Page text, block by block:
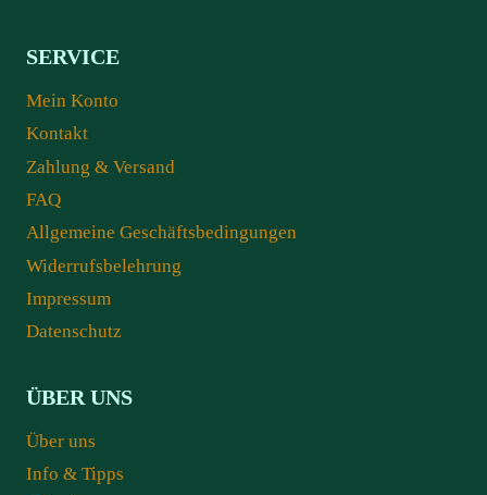
SERVICE
Mein Konto
Kontakt
Zahlung & Versand
FAQ
Allgemeine Geschäftsbedingungen
Widerrufsbelehrung
Impressum
Datenschutz
ÜBER UNS
Über uns
Info & Tipps